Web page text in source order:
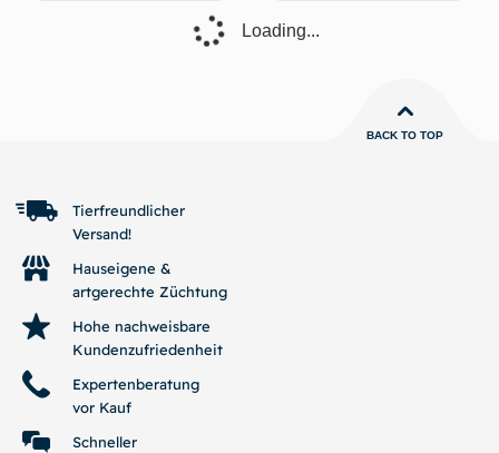
Loading...
BACK TO TOP
Tierfreundlicher
Versand!
Hauseigene &
artgerechte Züchtung
Hohe nachweisbare
Kundenzufriedenheit
Expertenberatung
vor Kauf
Schneller